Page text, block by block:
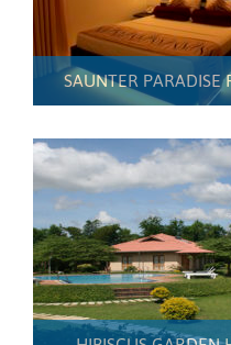
SAUNTER PARADISE